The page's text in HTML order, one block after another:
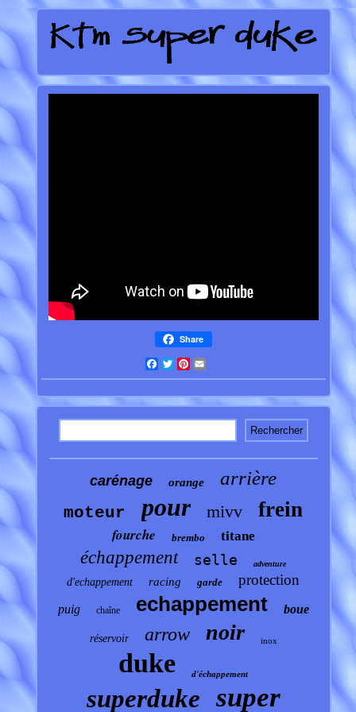
Share
Facebook
TwitterPinterest
carénage orange arrière
moteur pour mivv frein
fourche brembo titane
échappement selle adventure
d'echappement racing garde protection
puig chaîne echappement boue
réservoir arrow noir inox
duke d'échappement
superduke super